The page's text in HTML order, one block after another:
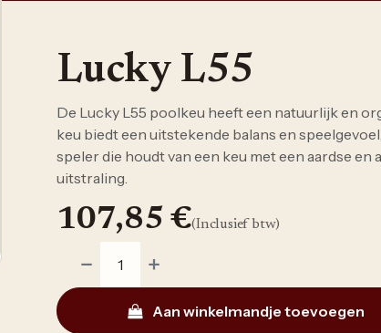
Lucky L55
De Lucky L55 poolkeu heeft een natuurlijk en
keu biedt een uitstekende balans en
speler die houdt van een keu met een aardse en
uitstraling.
Aan winkelmandje toevoegen
107,85 €(Inclusief btw)